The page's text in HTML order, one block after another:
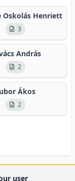
Oskolás Henriett
3
András
2
Ákos
2
user